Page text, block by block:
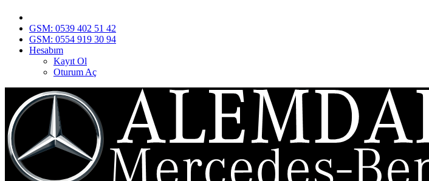
GSM: 0539 402 51 42
GSM: 0554 919 30 94
Hesabım
Kayıt Ol
Oturum Aç